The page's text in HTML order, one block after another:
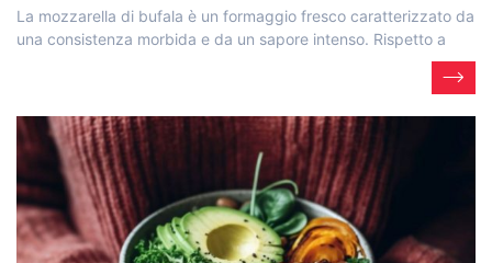
La mozzarella di bufala è un formaggio fresco caratterizzato da
una consistenza morbida e da un sapore intenso. Rispetto a